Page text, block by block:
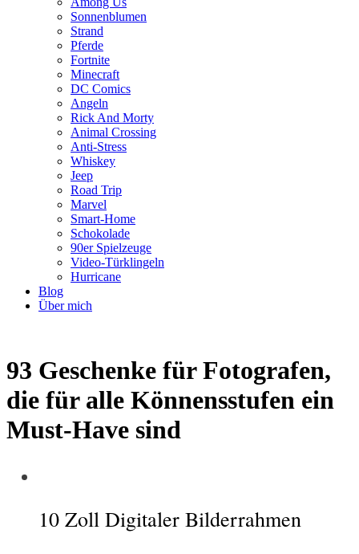
Sonnenblumen
Strand
Pferde
Fortnite
Minecraft
DC Comics
Angeln
Rick And Morty
Animal Crossing
Anti-Stress
Whiskey
Jeep
Road Trip
Marvel
Smart-Home
Schokolade
90er Spielzeuge
Video-Türklingeln
Hurricane
Blog
Über mich
93 Geschenke für Fotografen,
die für alle Könnensstufen ein
Must-Have sind
10 Zoll Digitaler Bilderrahmen